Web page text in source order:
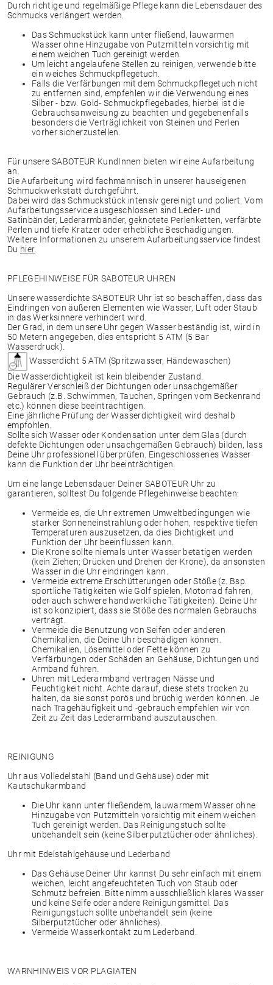
Durch richtige und regelmäßige Pflege kann die Lebensdauer des
Schmucks verlängert werden.
Das Schmuckstück kann unter fließend, lauwarmen
Wasser ohne Hinzugabe von Putzmitteln vorsichtig mit
einem weichen Tuch gereinigt werden.
Um leicht angelaufene Stellen zu reinigen, verwende bitte
ein weiches Schmuckpflegetuch.
Falls die Verfärbungen mit dem Schmuckpflegetuch nicht
zu entfernen sind, empfehlen wir die Verwendung eines
Silber - bzw. Gold- Schmuckpflegebades, hierbei ist die
Gebrauchsanweisung zu beachten und gegebenenfalls
besonders die Verträglichkeit von Steinen und Perlen
vorher sicherzustellen.
Für unsere SABOTEUR KundInnen bieten wir eine Aufarbeitung
an.
Die Aufarbeitung wird fachmännisch in unserer hauseigenen
Schmuckwerkstatt durchgeführt.
Dabei wird das Schmuckstück intensiv gereinigt und poliert. Vom
Aufarbeitungsservice ausgeschlossen sind Leder- und
Satinbänder, Lederarmbänder, geknotete Perlenketten, verfärbte
Perlen und tiefe Kratzer oder erhebliche Beschädigungen.
Weitere Informationen zu unserem Aufarbeitungsservice findest
Du hier.
PFLEGEHINWEISE FÜR SABOTEUR UHREN
Unsere wasserdichte SABOTEUR Uhr ist so beschaffen, dass das
Eindringen von äußeren Elementen wie Wasser, Luft oder Staub
in das Werksinnere verhindert wird.
Der Grad, in dem unsere Uhr gegen Wasser beständig ist, wird in
50 Metern angegeben, dies entspricht 5 ATM (5 Bar
Wasserdruck).
Wasserdicht 5 ATM (Spritzwasser, Händewaschen)
Die Wasserdichtigkeit ist kein bleibender Zustand.
Regulärer Verschleiß der Dichtungen oder unsachgemäßer
Gebrauch (z.B. Schwimmen, Tauchen, Springen vom Beckenrand
etc.) können diese beeinträchtigen.
Eine jährliche Prüfung der Wasserdichtigkeit wird deshalb
empfohlen.
Sollte sich Wasser oder Kondensation unter dem Glas (durch
defekte Dichtungen oder unsachgemäßen Gebrauch) bilden, lass
Deine Uhr professionell überprüfen. Eingeschlossenes Wasser
kann die Funktion der Uhr beeinträchtigen.
Um eine lange Lebensdauer Deiner SABOTEUR Uhr zu
garantieren, solltest Du folgende Pflegehinweise beachten:
Vermeide es, die Uhr extremen Umweltbedingungen wie
starker Sonneneinstrahlung oder hohen, respektive tiefen
Temperaturen auszusetzen, da dies Dichtigkeit und
Funktion der Uhr beeinflussen kann.
Die Krone sollte niemals unter Wasser betätigen werden
(kein Ziehen; Drücken und Drehen der Krone), da ansonsten
Wasser in die Uhr eindringen kann.
Vermeide extreme Erschütterungen oder Stöße (z. Bsp.
sportliche Tätigkeiten wie Golf spielen, Motorrad fahren,
oder auch schwere handwerkliche Tätigkeiten). Deine Uhr
ist so konzipiert, dass sie Stöße des normalen Gebrauchs
verträgt.
Vermeide die Benutzung von Seifen oder anderen
Chemikalien, die Deine Uhr beschädigen können.
Chemikalien, Lösemittel oder Fette können zu
Verfärbungen oder Schäden an Gehäuse, Dichtungen und
Armband führen.
Uhren mit Lederarmband vertragen Nässe und
Feuchtigkeit nicht. Achte darauf, diese stets trocken zu
halten, da sie sonst porös und brüchig werden können. Je
nach Tragehäufigkeit und -gebrauch empfehlen wir von
Zeit zu Zeit das Lederarmband auszutauschen.
REINIGUNG
Uhr aus Volledelstahl (Band und Gehäuse) oder mit
Kautschukarmband
Die Uhr kann unter fließendem, lauwarmem Wasser ohne
Hinzugabe von Putzmitteln vorsichtig mit einem weichen
Tuch gereinigt werden. Das Reinigungstuch sollte
unbehandelt sein (keine Silberputztücher oder ähnliches).
Uhr mit Edelstahlgehäuse und Lederband
Das Gehäuse Deiner Uhr kannst Du sehr einfach mit einem
weichen, leicht angefeuchteten Tuch von Staub oder
Schmutz befreien. Bitte nimm ausschließlich klares Wasser
und keine Seife oder andere Reinigungsmittel. Das
Reinigungstuch sollte unbehandelt sein (keine
Silberputztücher oder ähnliches).
Vermeide Wasserkontakt zum Lederband.
WARNHINWEIS VOR PLAGIATEN